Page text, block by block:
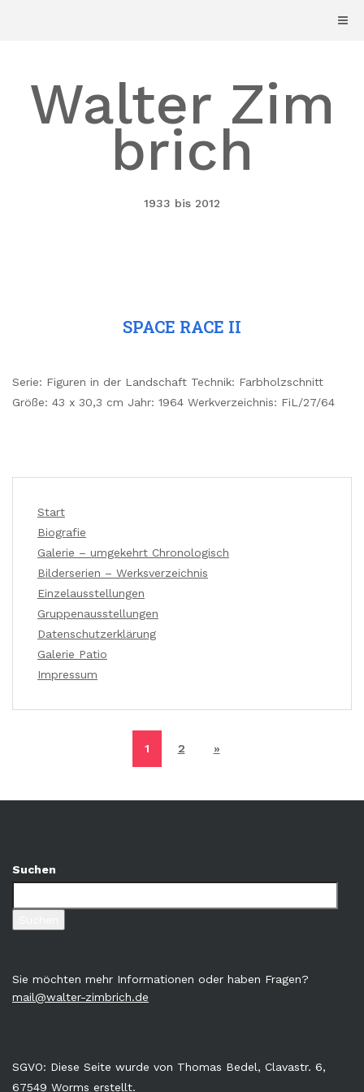
Walter Zim
brich
1933 bis 2012
SPACE RACE II
Serie: Figuren in der Landschaft Technik: Farbholzschnitt
Größe: 43 x 30,3 cm Jahr: 1964 Werkverzeichnis: FiL/27/64
Start
Biografie
Galerie – umgekehrt Chronologisch
Bilderserien – Werksverzeichnis
Einzelausstellungen
Gruppenausstellungen
Datenschutzerklärung
Galerie Patio
Impressum
1 2 »
Suchen
Sie möchten mehr Informationen oder haben Fragen?
mail@walter-zimbrich.de
SGVO: Diese Seite wurde von Thomas Bedel, Clavastr. 6,
67549 Worms erstellt.